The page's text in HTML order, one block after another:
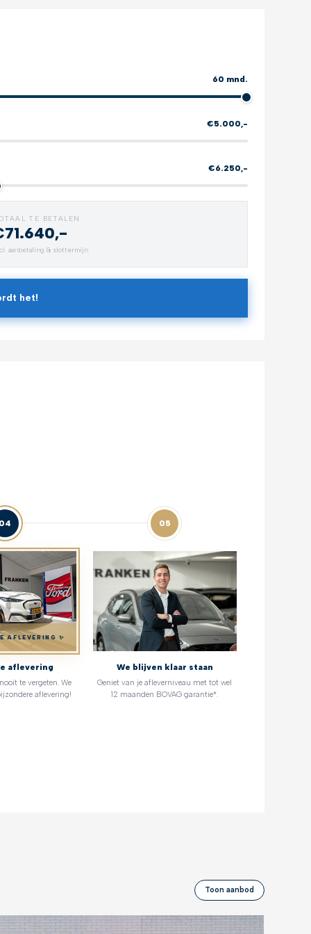
Verlengde garantie
60 mnd.
€5.000,-
€6.250,-
TE BETALEN
aanbetaling & slottermijn
het!
04
AFLEVERING ✨
aflevering
te vergeten. We
aflevering!
05
We blijven klaar staan
Geniet van je afleverniveau met tot wel
12 maanden BOVAG garantie*.
Toon aanbod